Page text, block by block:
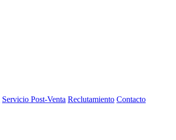
Servicio Post-Venta Reclutamiento Contacto